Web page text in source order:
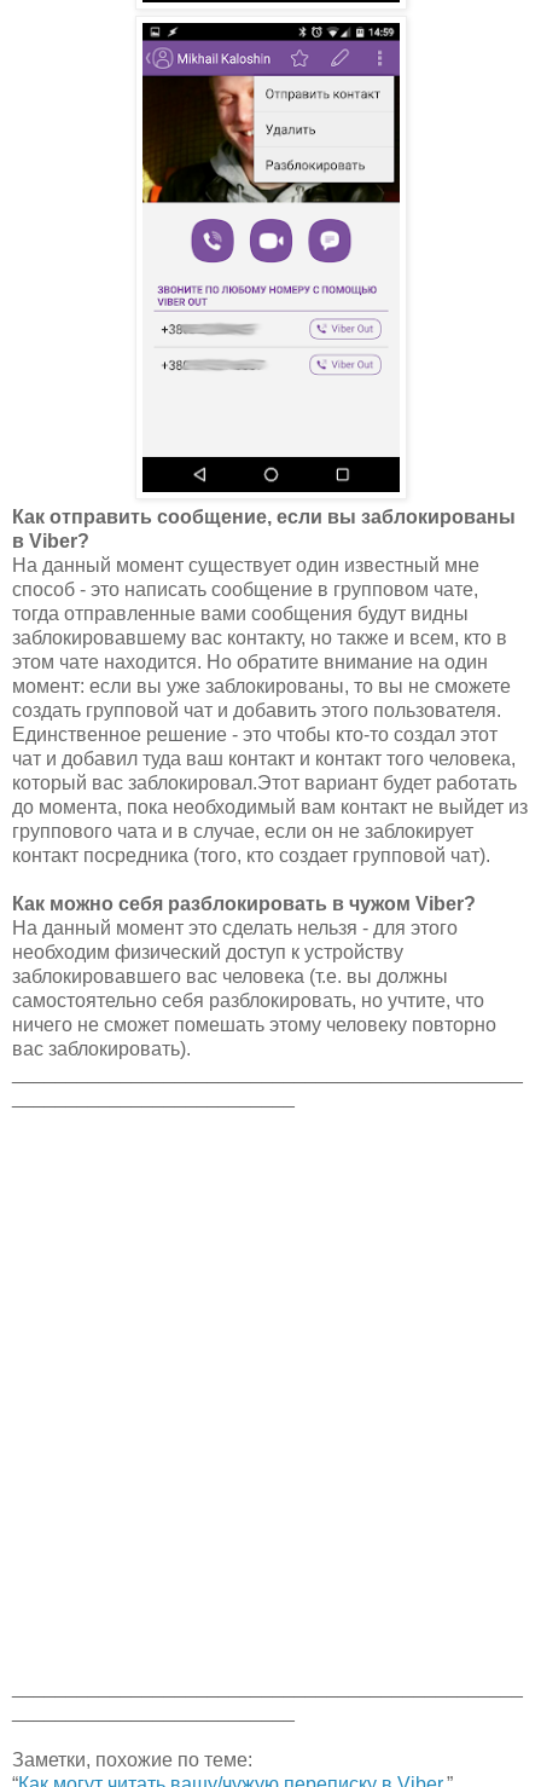
Как отправить сообщение, если вы заблокированы
в Viber?
На данный момент существует один известный мне
способ - это написать сообщение в групповом чате,
тогда отправленные вами сообщения будут видны
заблокировавшему вас контакту, но также и всем, кто в
этом чате находится. Но обратите внимание на один
момент: если вы уже заблокированы, то вы не сможете
создать групповой чат и добавить этого пользователя.
Единственное решение - это чтобы кто-то создал этот
чат и добавил туда ваш контакт и контакт того человека,
который вас заблокировал.Этот вариант будет работать
до момента, пока необходимый вам контакт не выйдет из
группового чата и в случае, если он не заблокирует
контакт посредника (того, кто создает групповой чат).
Как можно себя разблокировать в чужом Viber?
На данный момент это сделать нельзя - для этого
необходим физический доступ к устройству
заблокировавшего вас человека (т.е. вы должны
самостоятельно себя разблокировать, но учтите, что
ничего не сможет помешать этому человеку повторно
вас заблокировать).
Заметки, похожие по теме: